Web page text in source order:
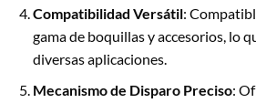
Compatibilidad Versátil:
gama de boquillas y accesorios, lo
diversas aplicaciones.
Mecanismo de Disparo Preciso: